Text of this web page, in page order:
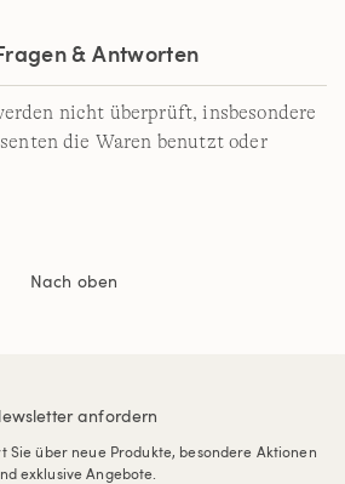
& Antworten
nicht überprüft, insbesondere
die Waren benutzt oder
Nach oben
anfordern
Sie über neue Produkte, besondere Aktionen
exklusive Angebote.